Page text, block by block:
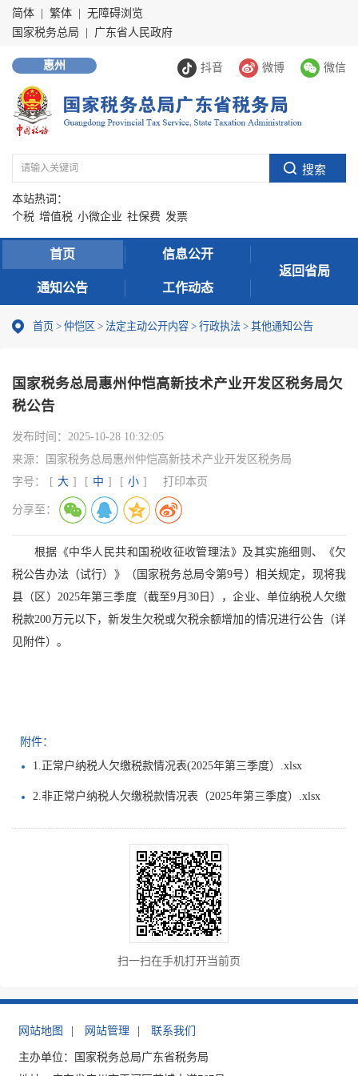
简体 繁体
无障碍浏览
国家税务总局
广东省人民政府
抖音 微博 微信
惠州
本站热词：
个税 增值税 小微企业 社保费 发票
首页 信息公开
通知公告 工作动态
返回省局
首页 > 仲恺区 > 法定主动公开内容 > 行政执法 > 其他通知公告
国家税务总局惠州仲恺高新技术产业开发区税务局欠
税公告
发布时间： 2025-10-28 10:32:05
来源：
国家税务总局惠州仲恺高新技术产业开发区税务局
字号：
[ 大 ] [ 中 ] [ 小 ] 打印本页
分享至：
根据《中华人民共和国税收征收管理法》及其实施细则、《欠
税公告办法（试行）》（国家税务总局令第9号）相关规定，现将我
县（区）2025年第三季度（截至9月30日），企业、单位纳税人欠缴
税款200万元以下，新发生欠税或欠税余额增加的情况进行公告（详
见附件）。
附件：
1.正常户纳税人欠缴税款情况表(2025年第三季度）.xlsx
2.非正常户纳税人欠缴税款情况表（2025年第三季度）.xlsx
扫一扫在手机打开当前页
网站地图 网站管理 联系我们
主办单位：国家税务总局广东省税务局